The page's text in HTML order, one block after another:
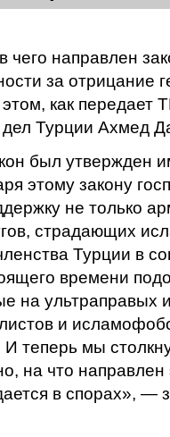
чего направлен
за отрицание
как передает
Турции Ахмед
был утвержден
этому закону
не только
страдающих
Турции в
времени
на ультраправых
и
И теперь мы
на что направлен
в спорах», —